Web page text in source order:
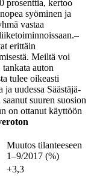
prosenttia, kertoo
syöminen ja
vastaa
–
erittäin
Meiltä voi
auton
tulee oikeasti
uudessa Säästäjä-
suuren suosion
on ottanut käyttöön
Muutos tilanteeseen
1–9/2017 (%)
+3,3